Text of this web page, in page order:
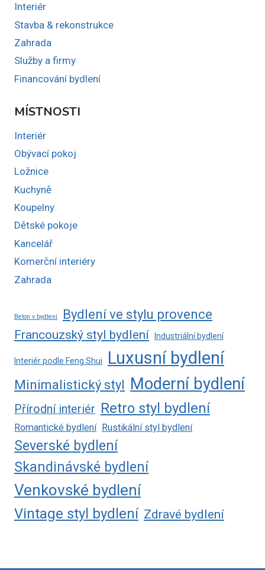
Interiér
Stavba & rekonstrukce
Zahrada
Služby a firmy
Financování bydlení
MÍSTNOSTI
Interiér
Obývací pokoj
Ložnice
Kuchyně
Koupelny
Dětské pokoje
Kancelář
Komerční interiéry
Zahrada
Beton v bydlení
Bydlení ve stylu provence
Francouzský styl bydlení
Industriální bydlení
Interiér podle Feng Shui Luxusní bydlení
Minimalistický styl Moderní bydlení
Přírodní interiér Retro styl bydlení
Romantické bydlení Rustikální styl bydlení
Severské bydlení
Skandinávské bydlení
Venkovské bydlení
Vintage styl bydlení Zdravé bydlení